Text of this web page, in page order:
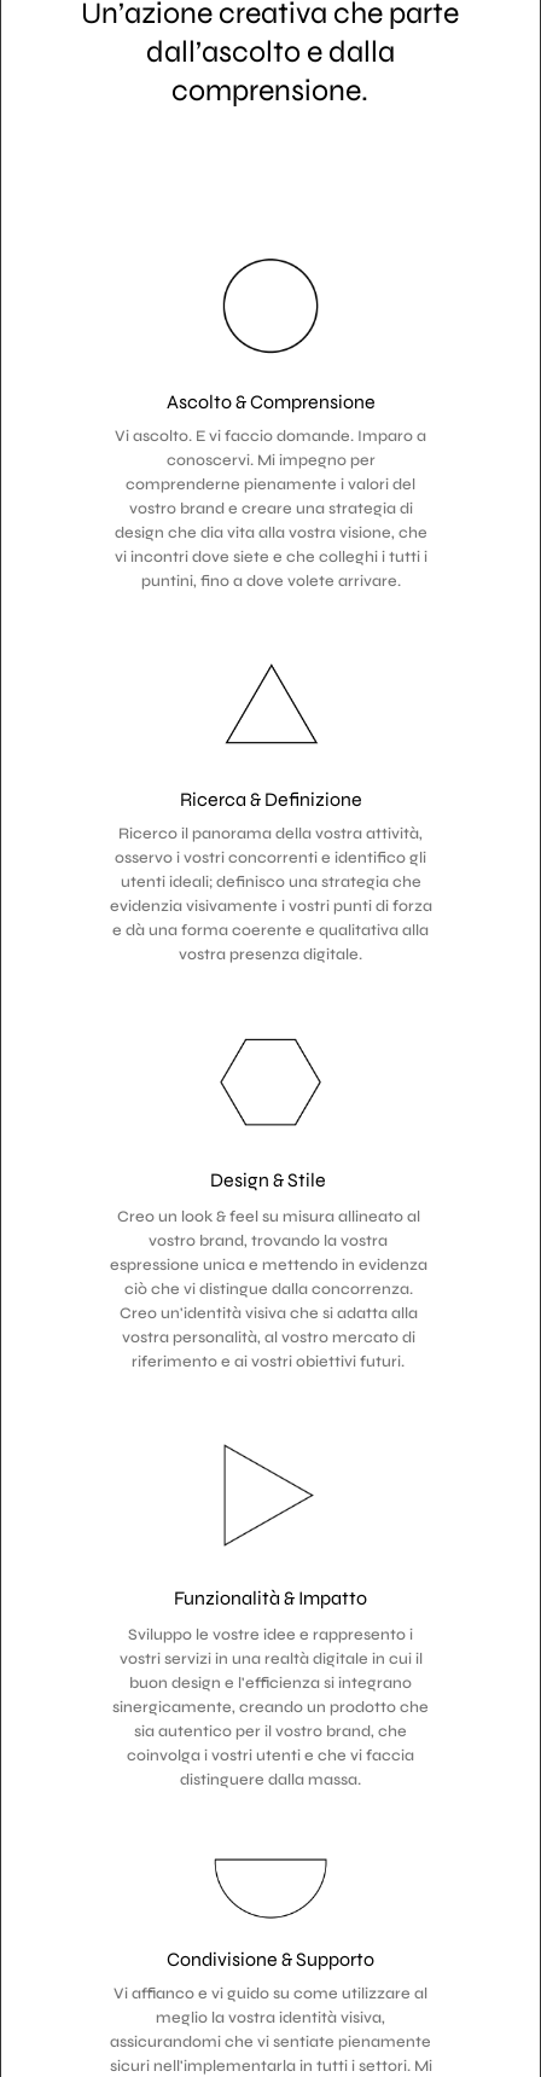
Un’azione creativa che parte
dall’ascolto e dalla
comprensione.
Ascolto & Comprensione
Vi ascolto. E vi faccio domande. Imparo a
conoscervi. Mi impegno per
comprenderne pienamente i valori del
vostro brand e creare una strategia di
design che dia vita alla vostra visione, che
vi incontri dove siete e che colleghi i tutti i
puntini, fino a dove volete arrivare.
Ricerca & Definizione
Ricerco il panorama della vostra attività,
osservo i vostri concorrenti e identifico gli
utenti ideali; definisco una strategia che
evidenzia visivamente i vostri punti di forza
e dà una forma coerente e qualitativa alla
vostra presenza digitale.
Design & Stile
Creo un look & feel su misura allineato al
vostro brand, trovando la vostra
espressione unica e mettendo in evidenza
ciò che vi distingue dalla concorrenza.
Creo un'identità visiva che si adatta alla
vostra personalità, al vostro mercato di
riferimento e ai vostri obiettivi futuri.
Funzionalità & Impatto
Sviluppo le vostre idee e rappresento i
vostri servizi in una realtà digitale in cui il
buon design e l'efficienza si integrano
sinergicamente, creando un prodotto che
sia autentico per il vostro brand, che
coinvolga i vostri utenti e che vi faccia
distinguere dalla massa.
Condivisione & Supporto
Vi affianco e vi guido su come utilizzare al
meglio la vostra identità visiva,
assicurandomi che vi sentiate pienamente
sicuri nell'implementarla in tutti i settori. Mi